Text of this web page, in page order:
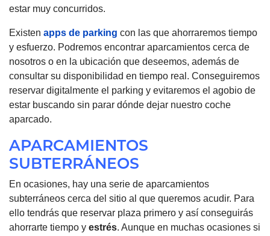
estar muy concurridos.
Existen apps de parking con las que ahorraremos tiempo
y esfuerzo. Podremos encontrar aparcamientos cerca de
nosotros o en la ubicación que deseemos, además de
consultar su disponibilidad en tiempo real. Conseguiremos
reservar digitalmente el parking y evitaremos el agobio de
estar buscando sin parar dónde dejar nuestro coche
aparcado.
APARCAMIENTOS
SUBTERRÁNEOS
En ocasiones, hay una serie de aparcamientos
subterráneos cerca del sitio al que queremos acudir. Para
ello tendrás que reservar plaza primero y así conseguirás
ahorrarte tiempo y estrés. Aunque en muchas ocasiones si